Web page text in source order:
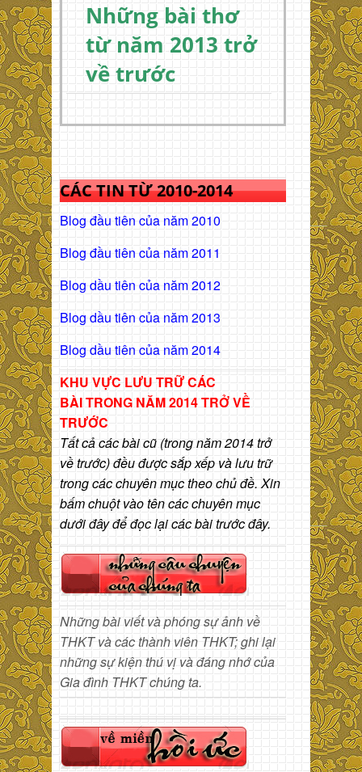
Những bài thơ
từ năm 2013 trở
về trước
CÁC TIN TỪ 2010-2014
Blog đầu tiên của năm 2010
Blog đầu tiên của năm 2011
Blog dầu tiên của năm 2012
Blog dầu tiên của năm 2013
Blog dầu tiên của năm 2014
KHU VỰC LƯU TRỮ CÁC
BÀITRONG NĂM 2014 TRỞ VỀ
TRƯỚC
Tất cả các bài cũ (trong năm 2014 trở
về trước) đều được sắp xếp và lưu trữ
trong các chuyên mục theo chủ đề. Xin
bấm chuột vào tên các chuyên mục
dưới đây để đọc lại các bài trước đây.
Những bài viết và phóng sự ảnh về
THKT và các thành viên THKT; ghi lại
những sự kiện thú vị và đáng nhớ của
Gia đình THKT chúng ta.